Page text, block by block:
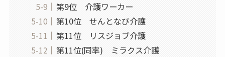
第9位 介護ワーカー
第10位 せんとなび介護
第11位 リスジョブ介護
第11位(同率) ミラクス介護